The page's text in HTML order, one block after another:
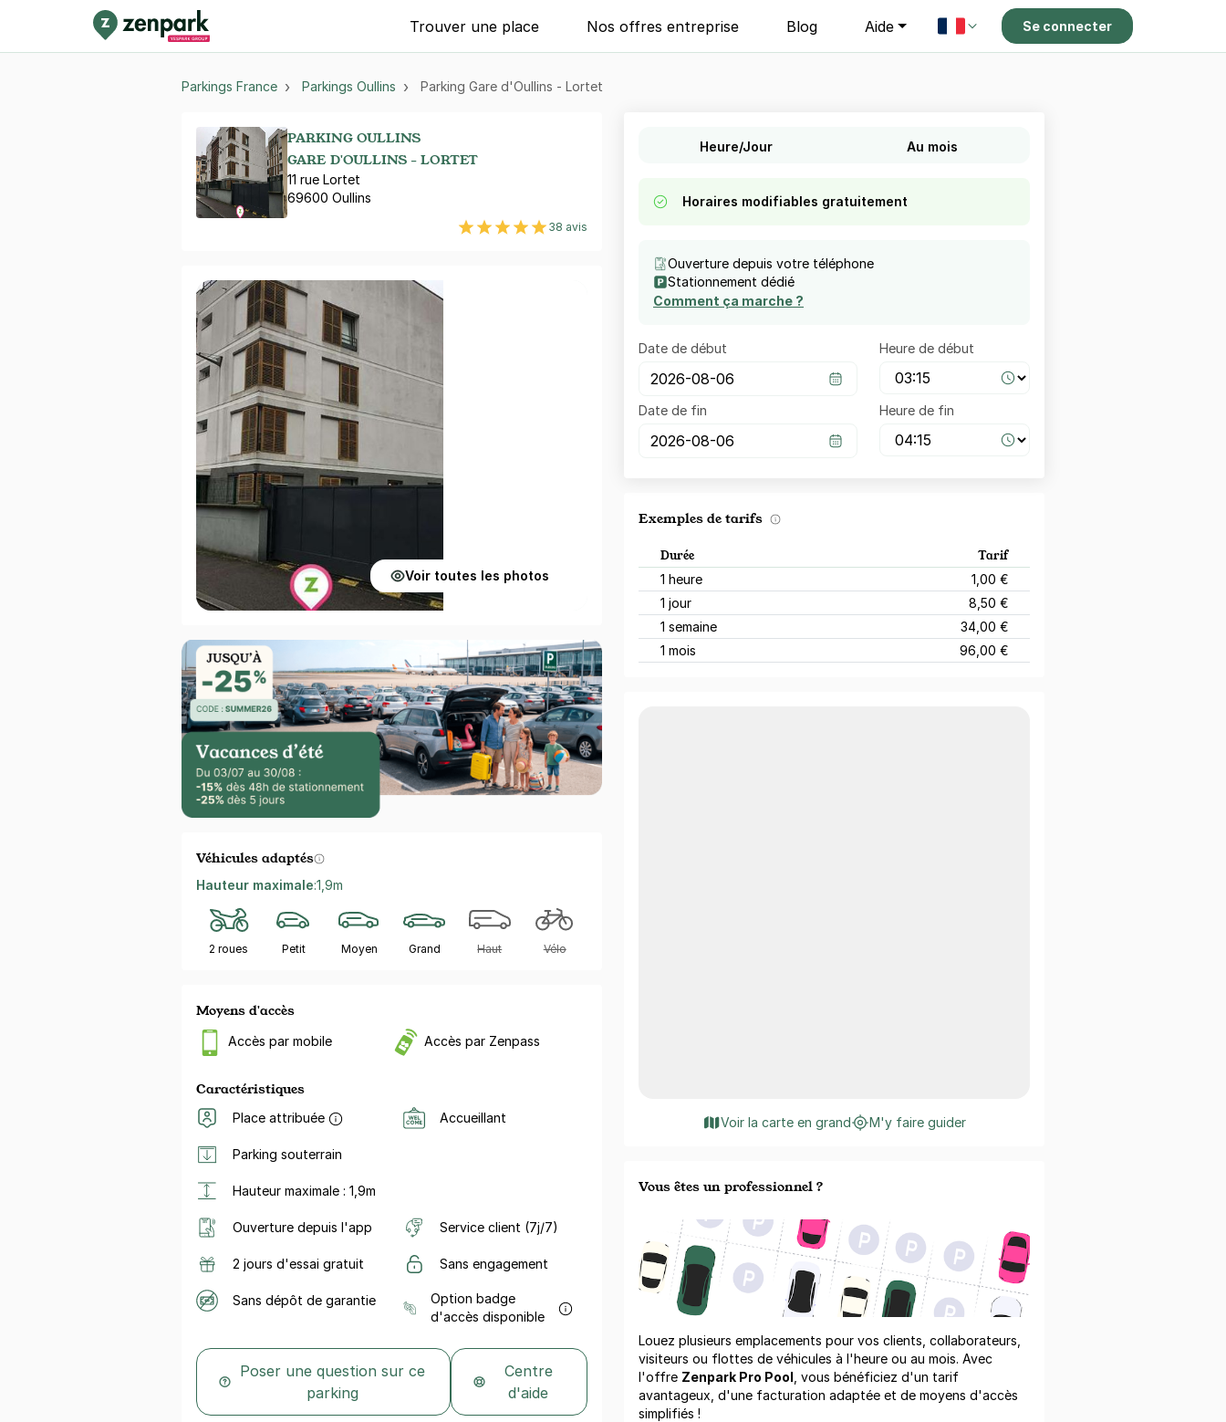
Trouver une place Nos offres entreprise Blog Aide Se connecter
Parkings France Parkings Oullins Parking Gare d'Oullins - Lortet
PARKING OULLINS
GARE D'OULLINS - LORTET
11 rue Lortet
69600 Oullins
38 avis
Voir toutes les photos
Véhicules adaptés
Hauteur maximale:1,9m
2 roues Petit Moyen Grand Haut Vélo
Moyens d'accès
Accès par mobile Accès par Zenpass
Caractéristiques
Place attribuée Accueillant
Parking souterrain
Hauteur maximale : 1,9m
Ouverture depuis l'app Service client (7j/7)
2 jours d'essai gratuit Sans engagement
Sans dépôt de garantie
Option badge
d'accès disponible
Poser une question sur ce
parking
Centre
d'aide
Au mois
Heure/Jour
Horaires modifiables gratuitement
Ouverture depuis votre téléphone
Stationnement dédié
Comment ça marche ?
Date de début Heure de début
Date de fin Heure de fin
Exemples de tarifs
Durée
Tarif
1 heure
1,00 €
1 jour
8,50 €
1 semaine
34,00 €
1 mois
96,00 €
Voir la carte en grand M'y faire guider
Vous êtes un professionnel ?
Louez plusieurs emplacements pour vos clients, collaborateurs,
visiteurs ou flottes de véhicules à l'heure ou au mois. Avec
l'offre Zenpark Pro Pool , vous bénéficiez d'un tarif
avantageux, d'une facturation adaptée et de moyens d'accès
simplifiés !